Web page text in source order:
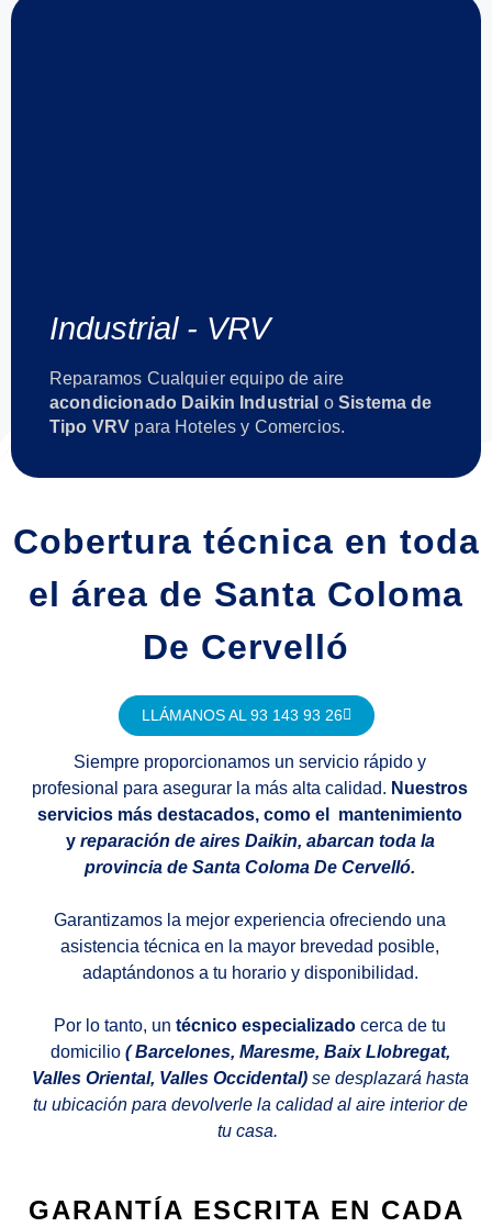
Industrial - VRV
Reparamos Cualquier equipo de aire
acondicionado Daikin Industrial oSistema de
Tipo VRV para Hoteles y Comercios.
Cobertura técnica en toda
el área de Santa Coloma
De Cervelló
LLÁMANOS AL 93 143 93 26
Siempre proporcionamos un servicio rápido y
profesional para asegurar la más alta calidad. Nuestros
servicios más destacados, como el mantenimiento
y reparación de aires Daikin, abarcan toda la
provincia de Santa Coloma De Cervelló.
Garantizamos la mejor experiencia ofreciendo una
asistencia técnica en la mayor brevedad posible,
adaptándonos a tu horario y disponibilidad.
Por lo tanto, un técnico especializado cerca de tu
domicilio ( Barcelones, Maresme, Baix Llobregat,
Valles Oriental, Valles Occidental) se desplazará hasta
tu ubicación para devolverle la calidad al aire interior de
tu casa.
GARANTÍA ESCRITA EN CADA